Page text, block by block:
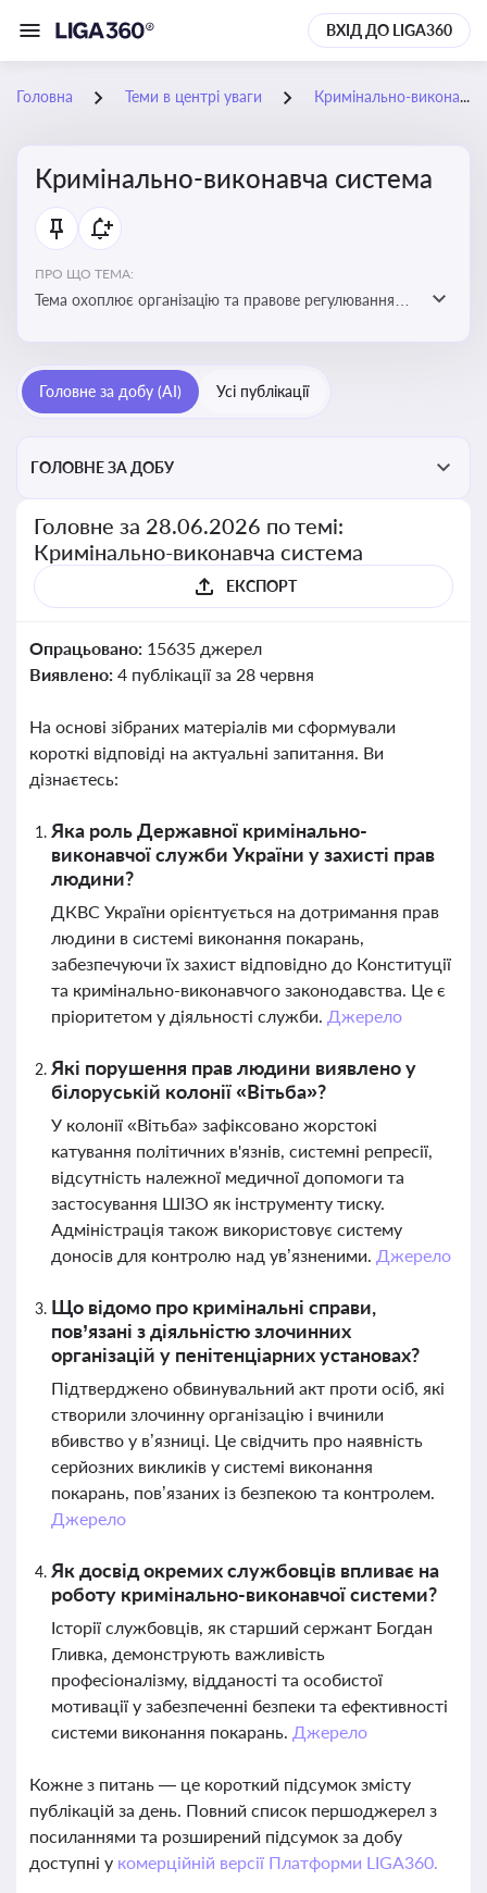
ВХІД ДО LIGA360
Головна Теми в центрі уваги Кримінально-виконавча система
Кримінально-виконавча система
ПРО ЩО ТЕМА:
Тема охоплює організацію та правове регулювання
відбувають покарання
Головне за добу (AI) Усі публікації
ГОЛОВНЕ ЗА ДОБУ
Головне за 28.06.2026 по темі:
Кримінально-виконавча система
ЕКСПОРТ
Опрацьовано: 15635 джерел
Виявлено: 4 публікації за 28 червня
На основі зібраних матеріалів ми сформували
короткі відповіді на актуальні запитання. Ви
дізнаєтесь:
Яка роль Державної кримінально-
виконавчої служби України у захисті прав
людини?
ДКВС України орієнтується на дотримання прав
людини в системі виконання покарань,
забезпечуючи їх захист відповідно до Конституції
та кримінально-виконавчого законодавства. Це є
пріоритетом у діяльності служби. Джерело
Які порушення прав людини виявлено у
білоруській колонії «Вітьба»?
У колонії «Вітьба» зафіксовано жорстокі
катування політичних в'язнів, системні репресії,
відсутність належної медичної допомоги та
застосування ШІЗО як інструменту тиску.
Адміністрація також використовує систему
доносів для контролю над ув’язненими. Джерело
Що відомо про кримінальні справи,
пов’язані з діяльністю злочинних
організацій у пенітенціарних установах?
Підтверджено обвинувальний акт проти осіб, які
створили злочинну організацію і вчинили
вбивство у в’язниці. Це свідчить про наявність
серйозних викликів у системі виконання
покарань, пов’язаних із безпекою та контролем.
Джерело
Як досвід окремих службовців впливає на
роботу кримінально-виконавчої системи?
Історії службовців, як старший сержант Богдан
Гливка, демонструють важливість
професіоналізму, відданості та особистої
мотивації у забезпеченні безпеки та ефективності
системи виконання покарань. Джерело
Кожне з питань — це короткий підсумок змісту
публікацій за день. Повний список першоджерел з
посиланнями та розширений підсумок за добу
доступні у комерційній версії Платформи LIGA360.